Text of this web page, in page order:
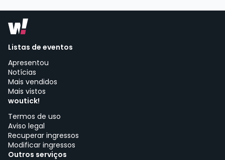
Listas de eventos
Apresentou
Notícias
Mais vendidos
Mais vistos
woutick!
Termos de uso
Aviso legal
Recuperar ingressos
Modificar ingressos
Outros serviços